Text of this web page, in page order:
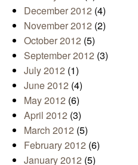
December 2012 (4)
November 2012 (2)
October 2012 (5)
September 2012 (3)
July 2012 (1)
June 2012 (4)
May 2012 (6)
April 2012 (3)
March 2012 (5)
February 2012 (6)
January 2012 (5)